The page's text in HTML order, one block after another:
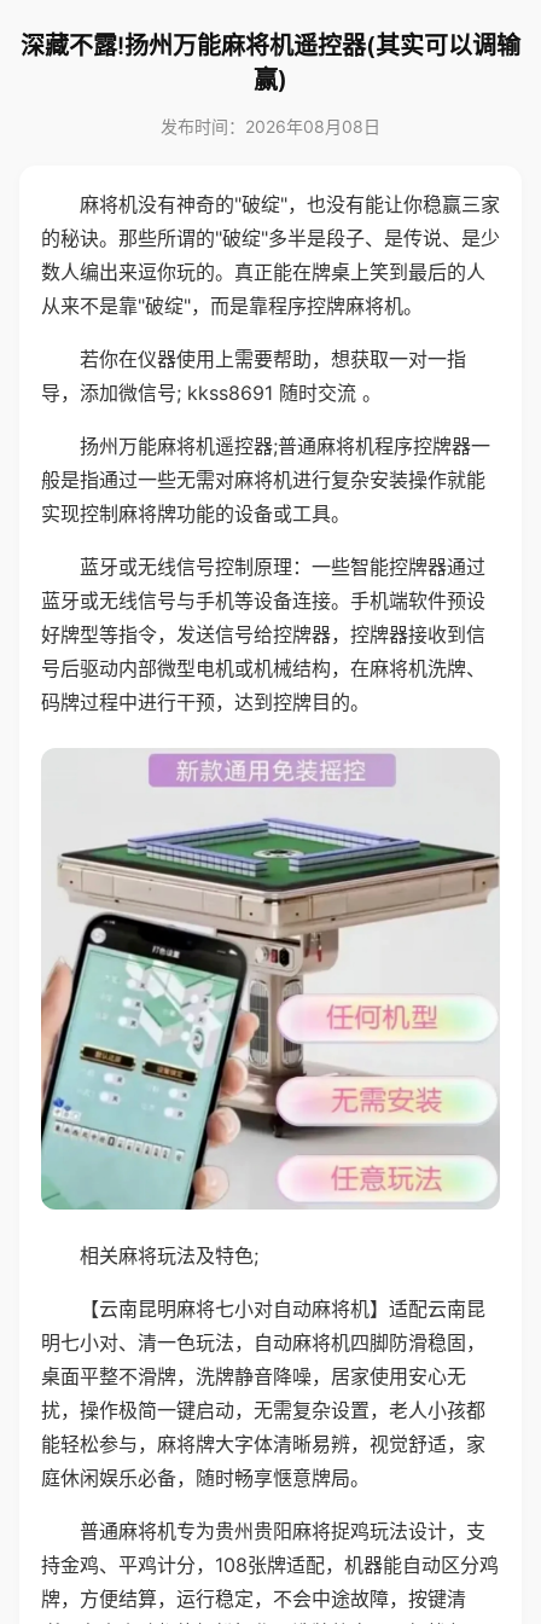
深藏不露!扬州万能麻将机遥控器(其实可以调输
赢)
发布时间：2026年08月08日
麻将机没有神奇的"破绽"，也没有能让你稳赢三家
的秘诀。那些所谓的"破绽"多半是段子、是传说、是少
数人编出来逗你玩的。真正能在牌桌上笑到最后的人
从来不是靠"破绽"，而是靠程序控牌麻将机。
若你在仪器使用上需要帮助，想获取一对一指
导，添加微信号; kkss8691 随时交流 。
扬州万能麻将机遥控器;普通麻将机程序控牌器一
般是指通过一些无需对麻将机进行复杂安装操作就能
实现控制麻将牌功能的设备或工具。
蓝牙或无线信号控制原理：一些智能控牌器通过
蓝牙或无线信号与手机等设备连接。手机端软件预设
好牌型等指令，发送信号给控牌器，控牌器接收到信
号后驱动内部微型电机或机械结构，在麻将机洗牌、
码牌过程中进行干预，达到控牌目的。
相关麻将玩法及特色;
【云南昆明麻将七小对自动麻将机】适配云南昆
明七小对、清一色玩法，自动麻将机四脚防滑稳固，
桌面平整不滑牌，洗牌静音降噪，居家使用安心无
扰，操作极简一键启动，无需复杂设置，老人小孩都
能轻松参与，麻将牌大字体清晰易辨，视觉舒适，家
庭休闲娱乐必备，随时畅享惬意牌局。
普通麻将机专为贵州贵阳麻将捉鸡玩法设计，支
持金鸡、平鸡计分，108张牌适配，机器能自动区分鸡
牌，方便结算，运行稳定，不会中途故障，按键清